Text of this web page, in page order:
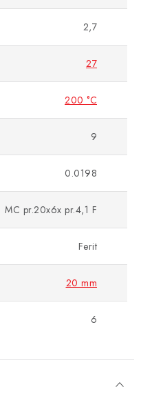
2,7
27
200 °C
9
0.0198
MC pr.20x6x pr.4,1 F
Ferit
20 mm
6